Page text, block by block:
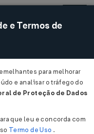
Acessar
19 DE
e Termos de
para melhorar
e analisar o tráfego do
de Proteção de Dados
que leu e concorda com
Termo de Uso .